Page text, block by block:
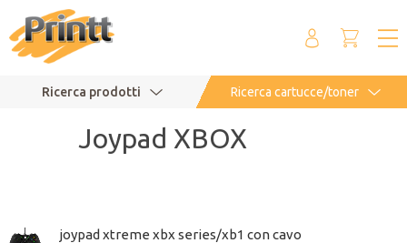
Ricerca prodotti Ricerca cartucce/toner
Joypad XBOX
joypad xtreme xbx series/xb1 con cavo